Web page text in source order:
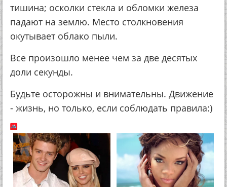
тишина; осколки стекла и обломки железа
падают на землю. Место столкновения
окутывает облако пыли.
Все произошло менее чем за две десятых
доли секунды.
Будьте осторожны и внимательны. Движение
- жизнь, но только, если соблюдать правила:)